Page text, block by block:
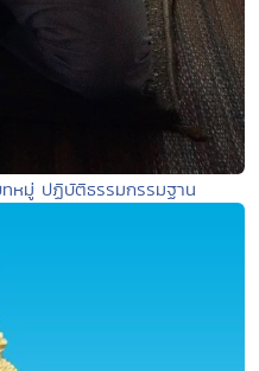
หมู่ ปฏิบัติธรรมกรรมฐาน